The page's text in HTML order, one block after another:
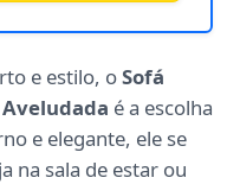
e estilo, oSofá
é a escolha
e elegante, ele se
na sala de estar ou